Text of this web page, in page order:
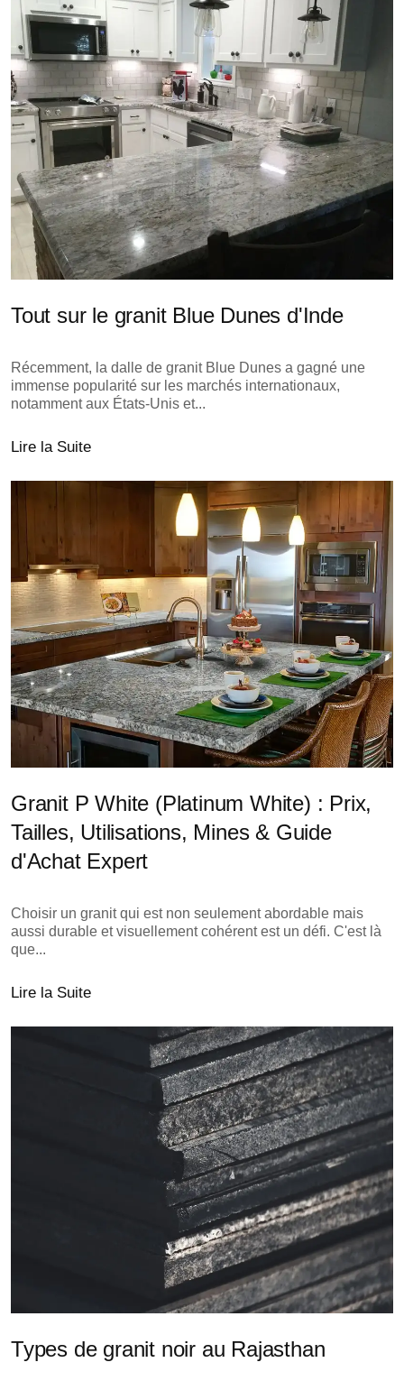
Tout sur le granit Blue Dunes d'Inde
Récemment, la dalle de granit Blue Dunes a gagné une
immense popularité sur les marchés internationaux,
notamment aux États-Unis et...
Lire la Suite
Granit P White (Platinum White) : Prix,
Tailles, Utilisations, Mines & Guide
d'Achat Expert
Choisir un granit qui est non seulement abordable mais
aussi durable et visuellement cohérent est un défi. C'est là
que...
Lire la Suite
Types de granit noir au Rajasthan